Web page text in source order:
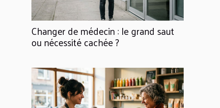
Changer de médecin : le grand saut
ou nécessité cachée ?